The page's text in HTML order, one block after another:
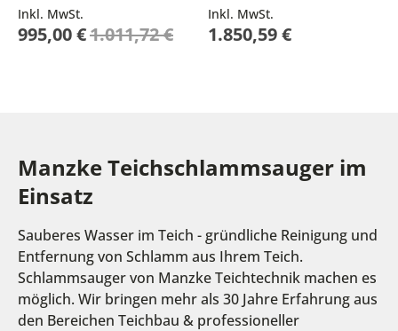
Sonderpreis
995,00 €1.011,72 €
Inkl. MwSt.
1.850,59 €
Inkl. MwSt.
Manzke Teichschlammsauger im
Einsatz
Sauberes Wasser im Teich - gründliche Reinigung und
Entfernung von Schlamm aus Ihrem Teich.
Schlammsauger von Manzke Teichtechnik machen es
möglich. Wir bringen mehr als 30 Jahre Erfahrung aus
den Bereichen Teichbau & professioneller